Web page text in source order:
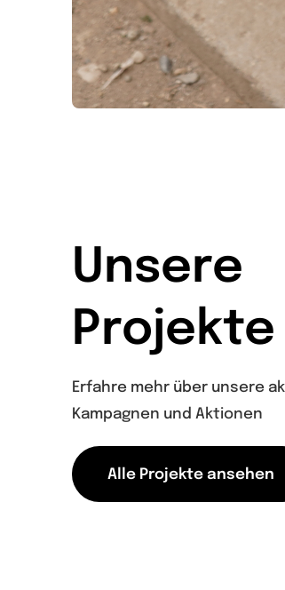
Unsere
Projekte
Erfahre mehr über unsere
Kampagnen und Aktionen
Alle Projekte ansehen